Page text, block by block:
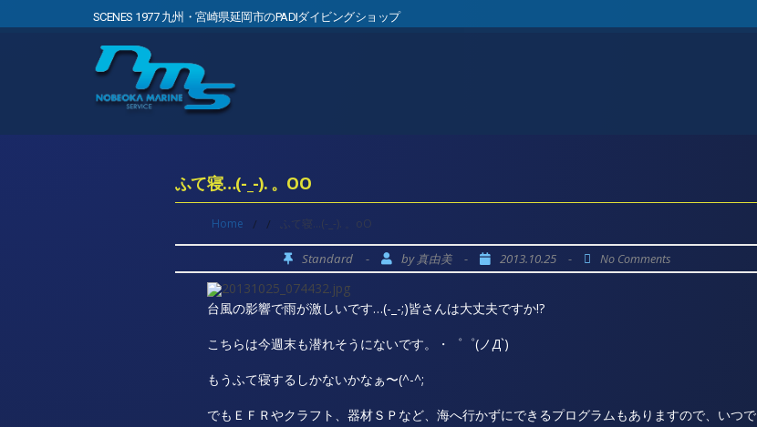
SCENES 1977 九州・宮崎県延岡市のPADIダイビングショップ
ふて寝…(-_-). 。OO
Home / / ふて寝…(-_-). 。oO
Standard - by真由美 - 2013.10.25 - No Comments
台風の影響で雨が激しいです…(-_-;)皆さんは大丈夫ですか!?
こちらは今週末も潜れそうにないです。・゜゜(ノД`)
もうふて寝するしかないかなぁ〜(^-^;
でもＥＦＲやクラフト、器材ＳＰなど、海へ行かずにできるプログラムもありますので、いつで